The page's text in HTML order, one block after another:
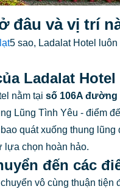
đâu và vị trí
5 sao, Ladalat Hotel
Ladalat Hotel
nằm tại số 106A đường
Lũng Tình Yêu - điểm
quát xuống thung
lựa chọn hoàn hảo.
đến các
vô cùng thuận tiện